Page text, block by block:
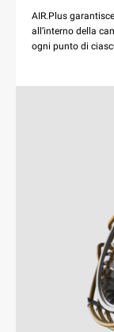
AIR.Plus
all’interno della
ogni punto di